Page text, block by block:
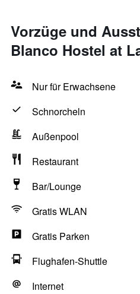
Vorzüge und
Blanco Hostel at
Nur für Erwachsene
Schnorcheln
Außenpool
Restaurant
Bar/Lounge
Gratis WLAN
Gratis Parken
Flughafen-Shuttle
Internet